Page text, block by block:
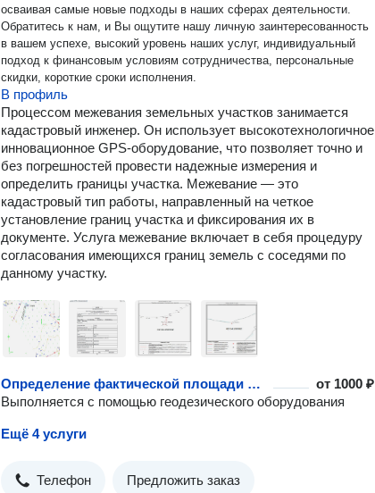
осваивая самые новые подходы в наших сферах деятельности.
Обратитесь к нам, и Вы ощутите нашу личную заинтересованность
в вашем успехе, высокий уровень наших услуг, индивидуальный
подход к финансовым условиям сотрудничества, персональные
скидки, короткие сроки исполнения.
В профиль
Процессом межевания земельных участков занимается
кадастровый инженер. Он использует высокотехнологичное
инновационное GPS-оборудование, что позволяет точно и
без погрешностей провести надежные измерения и
определить границы участка. Межевание — это
кадастровый тип работы, направленный на четкое
установление границ участка и фиксирования их в
документе. Услуга межевание включает в себя процедуру
согласования имеющихся границ земель с соседями по
данному участку.
Определение фактической площади объекта от 1000 ₽
Выполняется с помощью геодезического оборудования
Ещё 4 услуги
Телефон Предложить заказ